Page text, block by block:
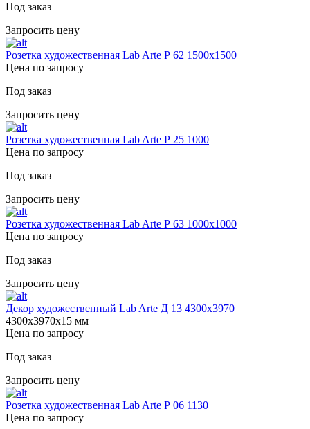
Под заказ
Запросить цену
Розетка художественная Lab Arte Р 62 1500х1500
Цена по запросу
Под заказ
Запросить цену
Розетка художественная Lab Arte Р 25 1000
Цена по запросу
Под заказ
Запросить цену
Розетка художественная Lab Arte Р 63 1000х1000
Цена по запросу
Под заказ
Запросить цену
Декор художественный Lab Arte Д 13 4300х3970
4300х3970х15 мм
Цена по запросу
Под заказ
Запросить цену
Розетка художественная Lab Arte Р 06 1130
Цена по запросу